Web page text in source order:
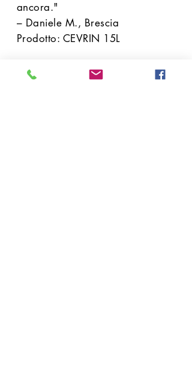
ancora."
– Daniele M., Brescia
Prodotto: CEVRIN 15L